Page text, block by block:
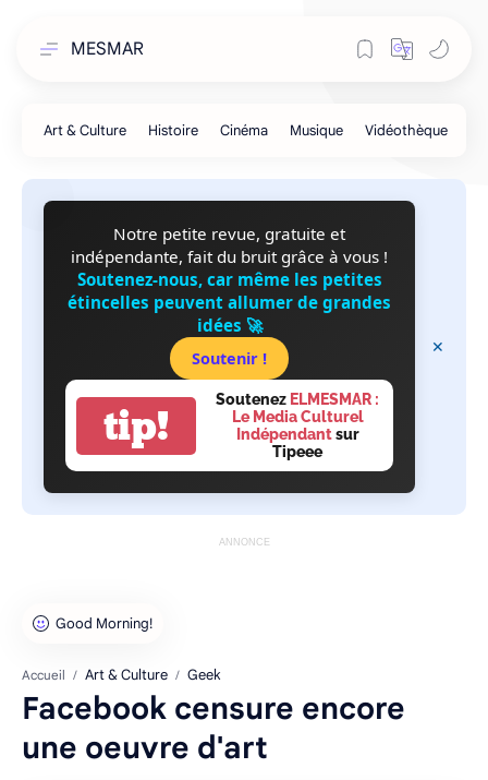
MESMAR
Notre petite revue, gratuite et
indépendante, fait du bruit grâce à vous !
Soutenez-nous, car même les petites
étincelles peuvent allumer de grandes
idées 🚀
Soutenir !
tip!
Soutenez ELMESMAR :
Le Media Culturel
Indépendantsur
Tipeee
ANNONCE
Accueil Art & Culture Geek
Facebook censure encore
une oeuvre d'art